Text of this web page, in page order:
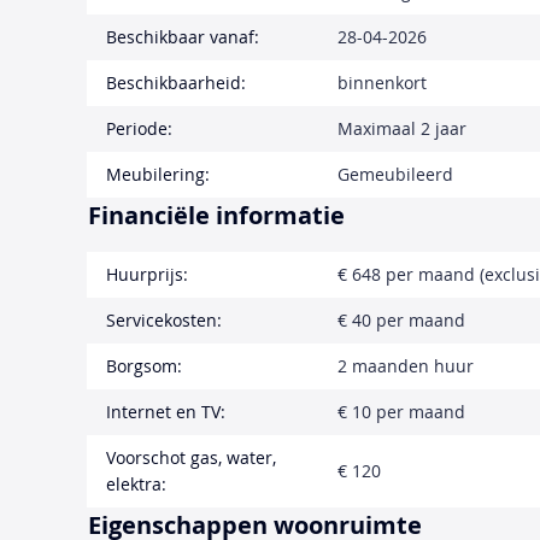
Beschikbaar vanaf:
28-04-2026
Beschikbaarheid:
binnenkort
Periode:
Maximaal 2 jaar
Meubilering:
Gemeubileerd
Financiële informatie
Huurprijs:
€ 648 per maand
Servicekosten:
€ 40 per maand
Borgsom:
2 maanden huur
Internet en TV:
€ 10 per maand
Voorschot gas, water,
elektra:
€ 120
Eigenschappen woonruimte